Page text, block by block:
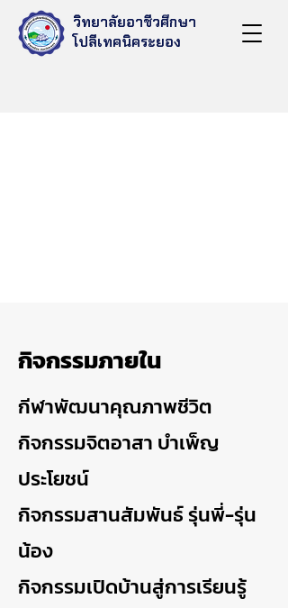
วิทยาลัยอาชีวศึกษา
โปลีเทคนิคระยอง
กิจกรรมภายใน
กีฬาพัฒนาคุณภาพชีวิต
กิจกรรมจิตอาสา บำเพ็ญ
ประโยชน์
กิจกรรมสานสัมพันธ์ รุ่นพี่-รุ่น
น้อง
กิจกรรมเปิดบ้านสู่การเรียนรู้